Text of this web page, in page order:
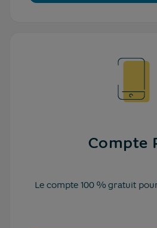
Compte
Le compte 100 % gratuit